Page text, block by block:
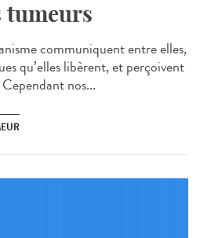
tumeurs
communiquent entre elles,
qu’elles libèrent, et perçoivent
nos...